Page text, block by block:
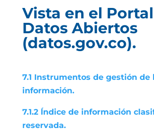
Vista en el
Datos Abiertos
(datos.gov.co).
7.1 Instrumentos de gestión de
información.
7.1.2 Índice de información
reservada.